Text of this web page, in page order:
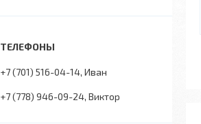
+7 (701) 516-04-14 Иван
+7 (778) 946-09-24 Виктор